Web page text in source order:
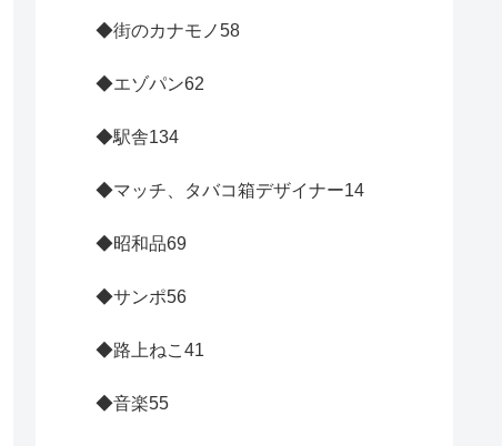
◆街のカナモノ58
◆エゾパン62
◆駅舎134
◆マッチ、タバコ箱デザイナー14
◆昭和品69
◆サンポ56
◆路上ねこ 41
◆音楽55